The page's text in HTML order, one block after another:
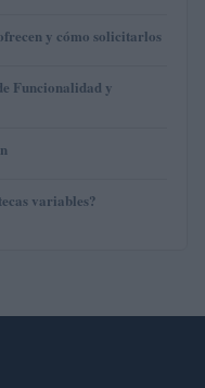
y cómo solicitarlos
Funcionalidad y
variables?